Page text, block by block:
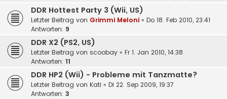
DDR Hottest Party 3 (Wii, US)
Letzter Beitrag von Grimmi Meloni « Do 18. Feb 2010, 23:41
Antworten: 9
DDR X2 (PS2, US)
Letzter Beitrag von scoobay « Fr 1. Jan 2010, 14:38
Antworten: 11
DDR HP2 (Wii) - Probleme mit Tanzmatte?
Letzter Beitrag von Kati « Di 22. Sep 2009, 19:37
Antworten: 3